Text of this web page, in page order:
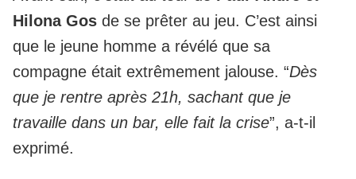
Hilona Gos de se prêter au jeu. C’est ainsi
que le jeune homme a révélé que sa
compagne était extrêmement jalouse. “Dès
que je rentre après 21h, sachant que je
travaille dans un bar, elle fait la crise”, a-t-il
exprimé.